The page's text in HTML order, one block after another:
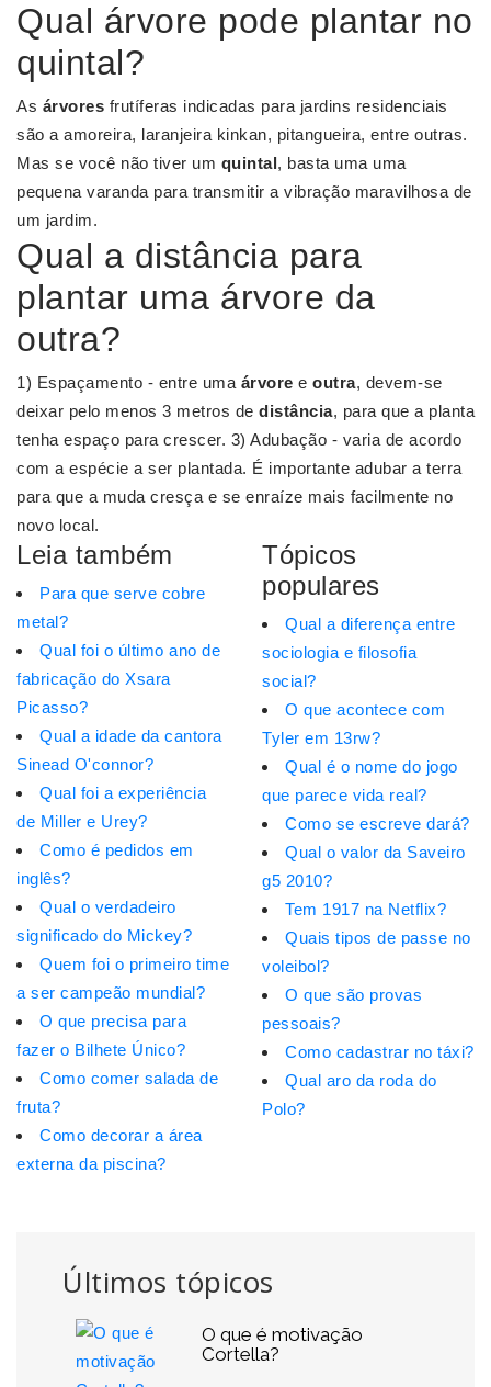
Últimos tópicos
O que é motivação
Cortella?
Qual árvore pode plantar no
quintal?
As árvores frutíferas indicadas para jardins residenciais
são a amoreira, laranjeira kinkan, pitangueira, entre outras.
Mas se você não tiver um quintal, basta uma uma
pequena varanda para transmitir a vibração maravilhosa de
um jardim.
Qual a distância para
plantar uma árvore da
outra?
1) Espaçamento - entre uma árvore e outra, devem-se
deixar pelo menos 3 metros de distância, para que a planta
tenha espaço para crescer. 3) Adubação - varia de acordo
com a espécie a ser plantada. É importante adubar a terra
para que a muda cresça e se enraíze mais facilmente no
novo local.
Leia também
Para que serve cobre
metal?
Qual foi o último ano de
fabricação do Xsara
Picasso?
Qual a idade da cantora
Sinead O'connor?
Qual foi a experiência
de Miller e Urey?
Como é pedidos em
inglês?
Qual o verdadeiro
significado do Mickey?
Quem foi o primeiro time
a ser campeão mundial?
O que precisa para
fazer o Bilhete Único?
Como comer salada de
fruta?
Como decorar a área
externa da piscina?
Tópicos
populares
Qual a diferença entre
sociologia e filosofia
social?
O que acontece com
Tyler em 13rw?
Qual é o nome do jogo
que parece vida real?
Como se escreve dará?
Qual o valor da Saveiro
g5 2010?
Tem 1917 na Netflix?
Quais tipos de passe no
voleibol?
O que são provas
pessoais?
Como cadastrar no táxi?
Qual aro da roda do
Polo?